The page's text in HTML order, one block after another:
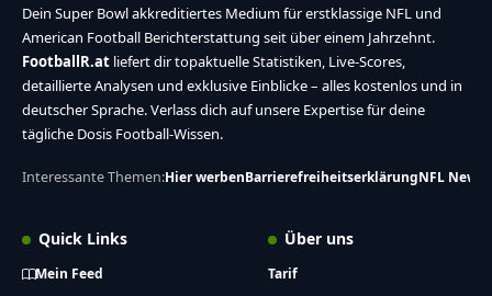
Dein Super Bowl akkreditiertes Medium für erstklassige NFL und
American Football Berichterstattung seit über einem Jahrzehnt.
FootballR.at liefert dir topaktuelle Statistiken, Live-Scores,
detaillierte Analysen und exklusive Einblicke – alles kostenlos und in
deutscher Sprache. Verlass dich auf unsere Expertise für deine
tägliche Dosis Football-Wissen.
Interessante Themen:Hier werbenBarrierefreiheitserklärungNFL News
Quick Links
Mein Feed
Über uns
Tarif